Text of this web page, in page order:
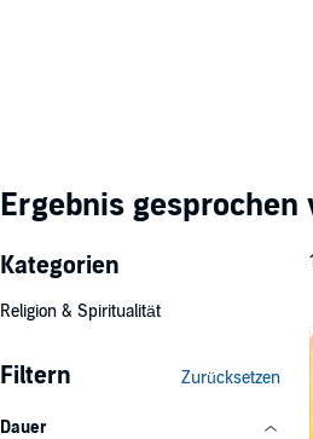
Ergebnis gesprochen
Kategorien
Religion & Spiritualität
Filtern Zurücksetzen
Dauer